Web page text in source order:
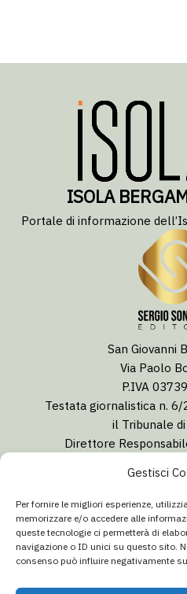
Gestisci
Per fornire le migliori esperienze,
memorizzare e/o accedere alle
queste tecnologie ci permetterà di
navigazione o ID unici su questo sito.
consenso può influire negativamente
ISOLA
Portale di informazione
San Giovanni
Via Paolo
P.IVA
Testata giornalistica n.
il Tribunale
Direttore